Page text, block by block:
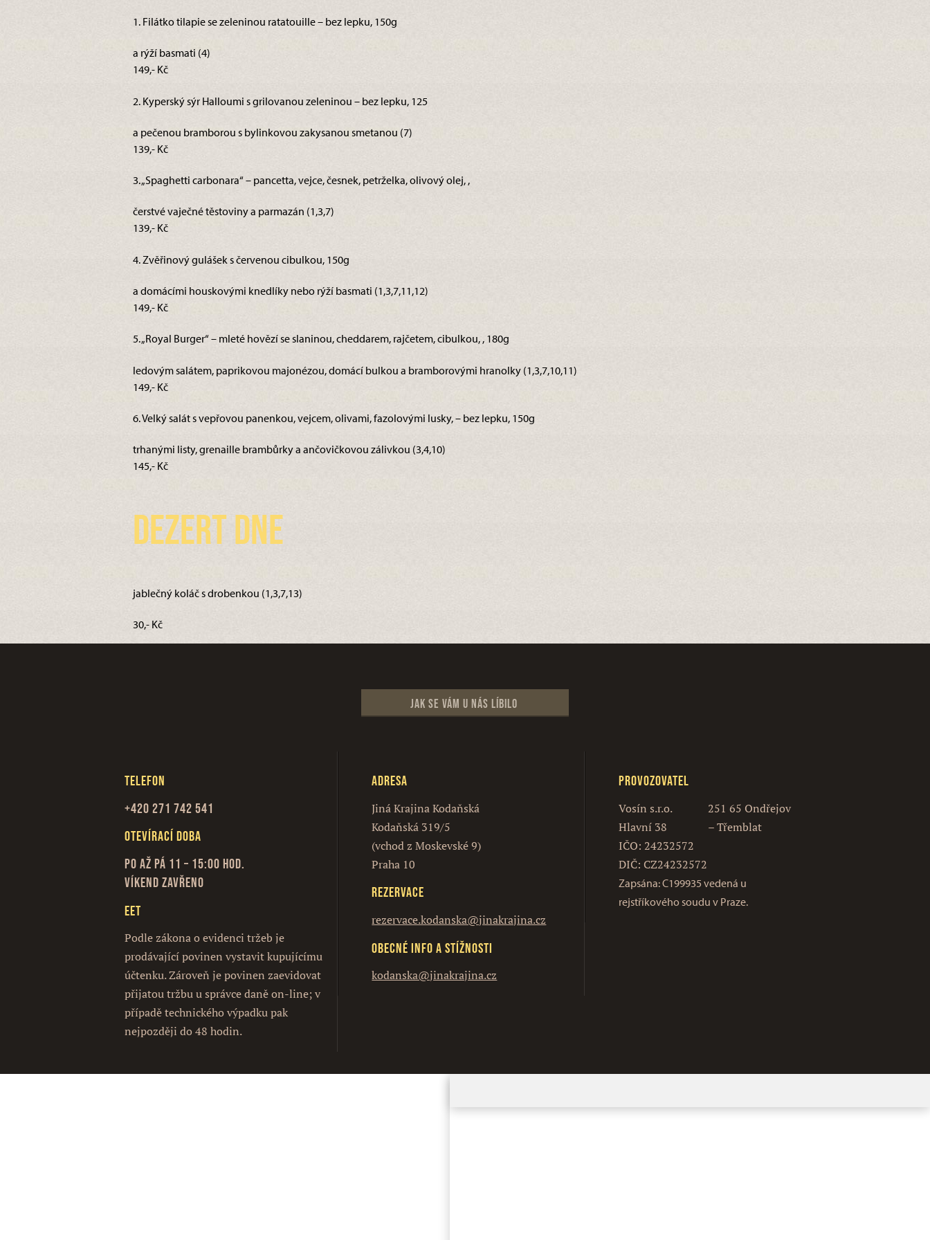
1. Filátko tilapie se zeleninou ratatouille – bez lepku, 150g
a rýží basmati (4)
149,- Kč
2. Kyperský sýr Halloumi s grilovanou zeleninou – bez lepku, 125
a pečenou bramborou s bylinkovou zakysanou smetanou (7)
139,- Kč
3. „Spaghetti carbonara“ – pancetta, vejce, česnek, petrželka, olivový olej, ,
čerstvé vaječné těstoviny a parmazán (1,3,7)
139,- Kč
4. Zvěřinový gulášek s červenou cibulkou, 150g
a domácími houskovými knedlíky nebo rýží basmati (1,3,7,11,12)
149,- Kč
5. „Royal Burger“ – mleté hovězí se slaninou, cheddarem, rajčetem, cibulkou, , 180g
ledovým salátem, paprikovou majonézou, domácí bulkou a bramborovými hranolky (1,3,7,10,11)
149,- Kč
6. Velký salát s vepřovou panenkou, vejcem, olivami, fazolovými lusky, – bez lepku, 150g
trhanými listy, grenaille brambůrky a ančovičkovou zálivkou (3,4,10)
145,- Kč
Dezert dne
jablečný koláč s drobenkou (1,3,7,13)
30,- Kč
Jak se vám u nás líbilo
Telefon
+420 271 742 541
Otevírací doba
Po až Pá 11 – 15:00 hod.
Víkend zavřeno
EET
Podle zákona o evidenci tržeb je
prodávající povinen vystavit kupujícímu
účtenku. Zároveň je povinen zaevidovat
přijatou tržbu u správce daně on-line; v
případě technického výpadku pak
nejpozději do 48 hodin.
Adresa
Jiná Krajina Kodaňská
Kodaňská 319/5
(vchod z Moskevské 9)
Praha 10
Rezervace
rezervace.kodanska@jinakrajina.cz
Obecné info a stížnosti
kodanska@jinakrajina.cz
Provozovatel
Vosín s.r.o.
Hlavní 38
251 65 Ondřejov
– Třemblat
IČO: 24232572
DIČ: CZ24232572
Zapsána: C199935 vedená u
rejstříkového soudu v Praze.